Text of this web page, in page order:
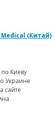
(Китай)
Киеву
Украине
сайте